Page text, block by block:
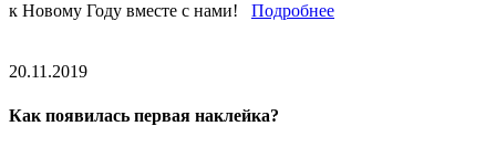
к Новому Году вместе с нами! Подробнее
20.11.2019
Как появилась первая наклейка?